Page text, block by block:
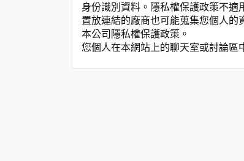
身份識別資料。隱私權保護政策不
置放連結的廠商也可能蒐集您個人
本公司隱私權保護政策。
您個人在本網站上的聊天室或討論區
為了在本網站提供您最佳的互動性
於一般瀏覽時，伺服器會自行記錄
為提供精確的服務，我們會將收集